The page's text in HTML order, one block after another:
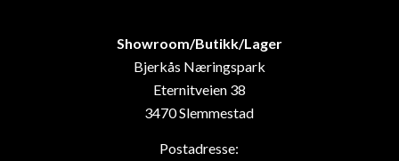
Showroom/Butikk/Lager
Bjerkås Næringspark
Eternitveien 38
3470 Slemmestad
Postadresse: